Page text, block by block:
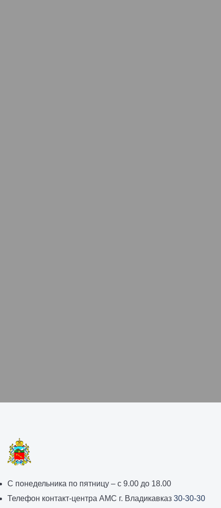
График
работы
С понедельника по пятницу – с 9.00 до 18.00
Телефон контакт-центра АМС г. Владикавказ 30-30-30